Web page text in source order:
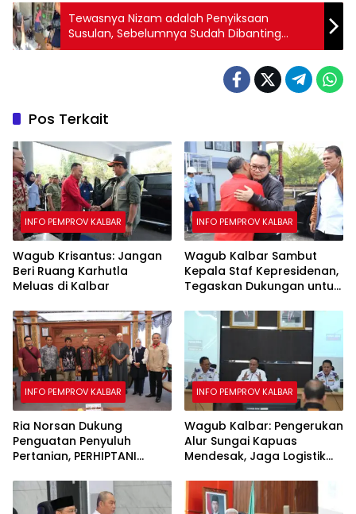
Tewasnya Nizam adalah Penyiksaan
Susulan, Sebelumnya Sudah Dibanting
Berkali-kali
Pos Terkait
INFO PEMPROV KALBAR
Wagub Krisantus: Jangan
Beri Ruang Karhutla
Meluas di Kalbar
INFO PEMPROV KALBAR
Wagub Kalbar Sambut
Kepala Staf Kepresidenan,
Tegaskan Dukungan untuk
INFO PEMPROV KALBAR
Ria Norsan Dukung
Penguatan Penyuluh
Pertanian, PERHIPTANI
untuk Tingkatkan Produksi
INFO PEMPROV KALBAR
Wagub Kalbar: Pengerukan
Alur Sungai Kapuas
Mendesak, Jaga Logistik